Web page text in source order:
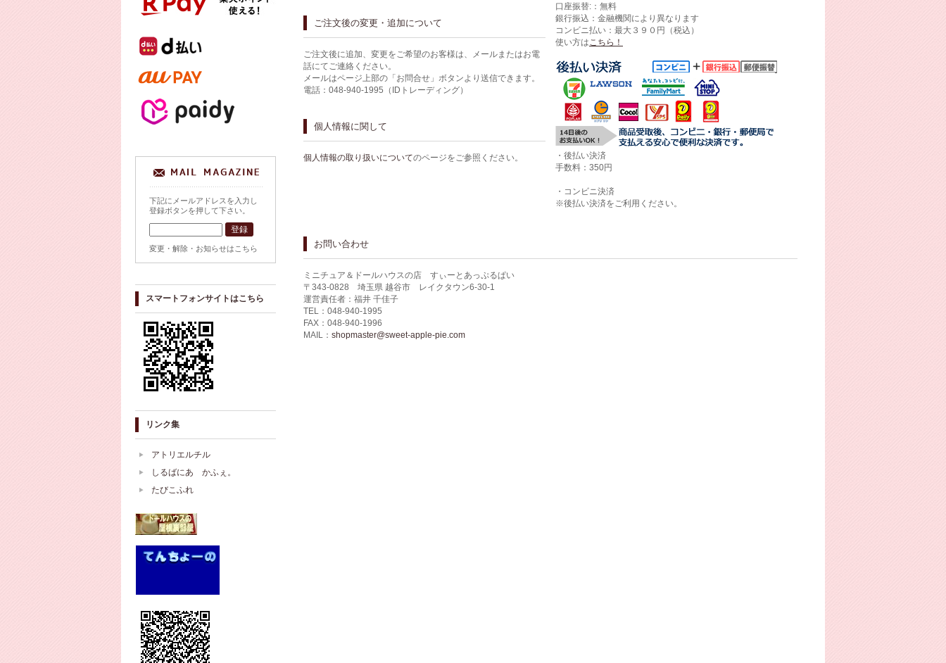
ご注文後の変更・追加について
ご注文後に追加、変更をご希望のお客様は、メールまたはお電
話にてご連絡ください。
メールはページ上部の「お問合せ」ボタンより送信できます。
電話：048-940-1995（IDトレーディング）
個人情報に関して
個人情報の取り扱いについてのページをご参照ください。
口座振替:：無料
銀行振込：金融機関により異なります
コンビニ払い：最大３９０円（税込）
使い方は こちら！
・後払い決済
手数料：350円
・コンビニ決済
※後払い決済をご利用ください。
お問い合わせ
ミニチュア＆ドールハウスの店 すぃーとあっぷるぱい
〒343-0828 埼玉県 越谷市 レイクタウン6-30-1
運営責任者：福井 千佳子
TEL：048-940-1995
FAX：048-940-1996
MAIL： shopmaster@sweet-apple-pie.com
下記にメールアドレスを入力し
登録ボタンを押して下さい。
変更・解除・お知らせはこちら
スマートフォンサイトはこちら
リンク集
アトリエルチル
しるばにあ かふぇ。
たびこふれ